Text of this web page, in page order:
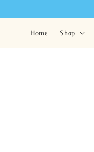
Home Shop